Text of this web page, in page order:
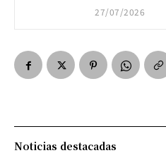
27/07/2026
Noticias destacadas